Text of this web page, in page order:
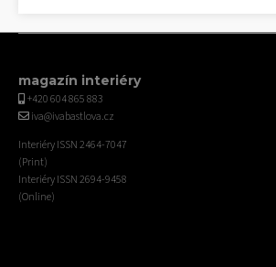
magazín interiéry
+420 604 865 883
iva@ivabastlova.cz
Interiéry ISSN 2464-7047
(Print)
Interiéry ISSN 2694-9458
(Online)